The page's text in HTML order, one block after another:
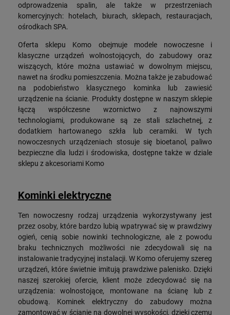
odprowadzenia spalin, ale także w przestrzeniach
komercyjnych: hotelach, biurach, sklepach, restauracjach,
ośrodkach SPA.
Oferta sklepu Komo obejmuje modele nowoczesne i
klasyczne urządzeń wolnostojących, do zabudowy oraz
wiszących, które można ustawiać w dowolnym miejscu,
nawet na środku pomieszczenia. Można także je zabudować
na podobieństwo klasycznego kominka lub zawiesić
urządzenie na ścianie. Produkty dostępne w naszym sklepie
łączą współczesne wzornictwo z najnowszymi
technologiami, produkowane są ze stali szlachetnej, z
dodatkiem hartowanego szkła lub ceramiki. W tych
nowoczesnych urządzeniach stosuje się bioetanol, paliwo
bezpieczne dla ludzi i środowiska, dostępne także w dziale
sklepu z akcesoriami Komo
Kominki elektryczne
Ten nowoczesny rodzaj urządzenia wykorzystywany jest
przez osoby, które bardzo lubią wpatrywać się w prawdziwy
ogień, cenią sobie nowinki technologiczne, ale z powodu
braku technicznych możliwości nie zdecydowali się na
instalowanie tradycyjnej instalacji. W Komo oferujemy szereg
urządzeń, które świetnie imitują prawdziwe palenisko. Dzięki
naszej szerokiej ofercie, klient może zdecydować się na
urządzenia: wolnostojące, montowane na ścianę lub z
obudową. Kominek elektryczny do zabudowy można
zamontować w ścianie na dowolnej wysokości, dzięki czemu